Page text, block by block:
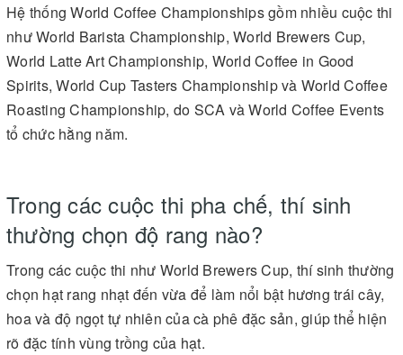
Hệ thống World Coffee Championships gồm nhiều cuộc thi
như World Barista Championship, World Brewers Cup,
World Latte Art Championship, World Coffee in Good
Spirits, World Cup Tasters Championship và World Coffee
Roasting Championship, do SCA và World Coffee Events
tổ chức hằng năm.
Trong các cuộc thi pha chế, thí sinh
thường chọn độ rang nào?
Trong các cuộc thi như World Brewers Cup, thí sinh thường
chọn hạt rang nhạt đến vừa để làm nổi bật hương trái cây,
hoa và độ ngọt tự nhiên của cà phê đặc sản, giúp thể hiện
rõ đặc tính vùng trồng của hạt.